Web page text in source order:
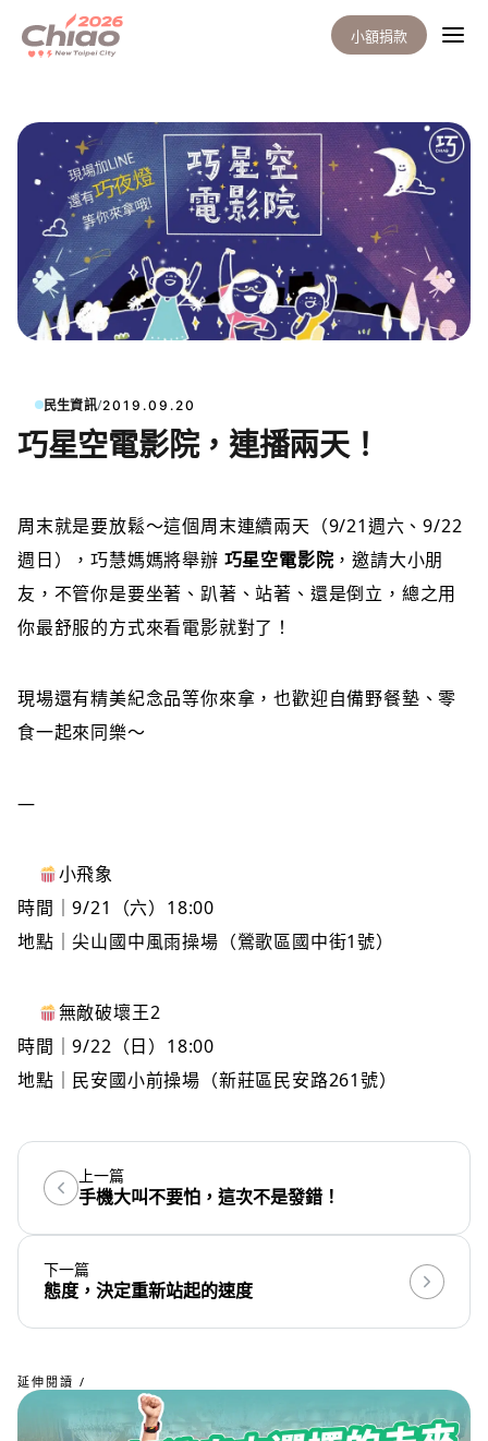
小額捐款
民生資訊/2019.09.20
巧星空電影院，連播兩天！
周末就是要放鬆～這個周末連續兩天（9/21週六、9/22
週日），巧慧媽媽將舉辦 巧星空電影院 ，邀請大小朋
友，不管你是要坐著、趴著、站著、還是倒立，總之用
你最舒服的方式來看電影就對了！
現場還有精美紀念品等你來拿，也歡迎自備野餐墊、零
食一起來同樂～
—
小飛象
時間｜9/21（六）18:00
地點｜尖山國中風雨操場（鶯歌區國中街1號）
無敵破壞王2
時間｜9/22（日）18:00
地點｜民安國小前操場（新莊區民安路261號）
上一篇
手機大叫不要怕，這次不是發錯！
下一篇
態度，決定重新站起的速度
延伸閱讀 /